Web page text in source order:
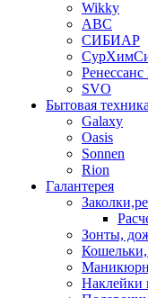
Wikky
АВС
СИБИАР
SVO
Бытовая техника
Galaxy
Oasis
Sonnen
Rion
Галантерея
Зонты,
Наклейки